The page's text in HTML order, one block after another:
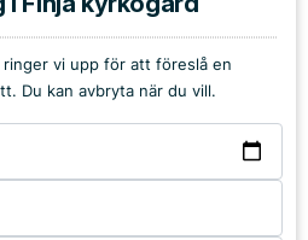
vi upp för att föreslå en
Du kan avbryta när du vill.